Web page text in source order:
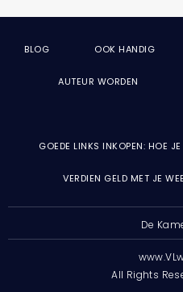
BLOG OOK HANDIG
AUTEUR WORDEN
GOEDE LINKS INKOPEN: HOE
VERDIEN GELD MET JE
De
All Rights